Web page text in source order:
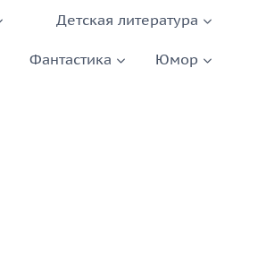
Детская литература
Фантастика Юмор